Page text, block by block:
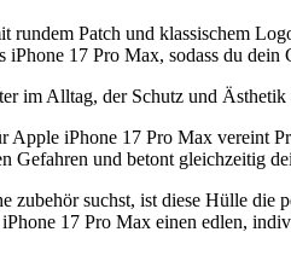
Patch und klassischem
17 Pro Max, sodass du
im Alltag, der Schutz und
iPhone 17 Pro Max vereint
und betont gleichzeitig
zubehör suchst, ist diese Hülle die
17 Pro Max einen edlen,